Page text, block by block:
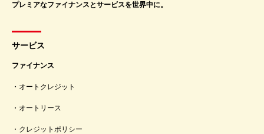
プレミアなファイナンスとサービスを世界中に。
サービス
ファイナンス
オートクレジット
オートリース
クレジットポリシー